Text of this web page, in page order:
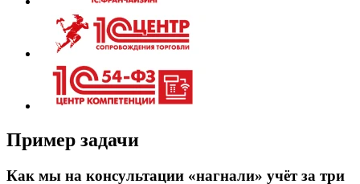
Пример задачи
Как мы на консультации «нагнали» учёт за три